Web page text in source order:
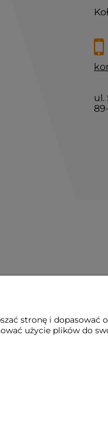
ul.
stronę i dopasować
użycie plików do